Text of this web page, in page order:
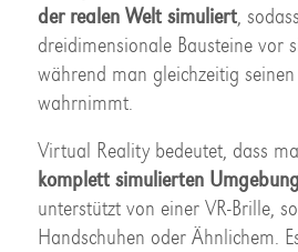
der realen Welt simuliert,
dreidimensionale Bausteine vor
während man gleichzeitig
wahrnimmt.
Virtual Reality bedeutet, dass
komplett simulierten Umgebung
unterstützt von einer VR-Brille,
Handschuhen oder Ähnlichem.